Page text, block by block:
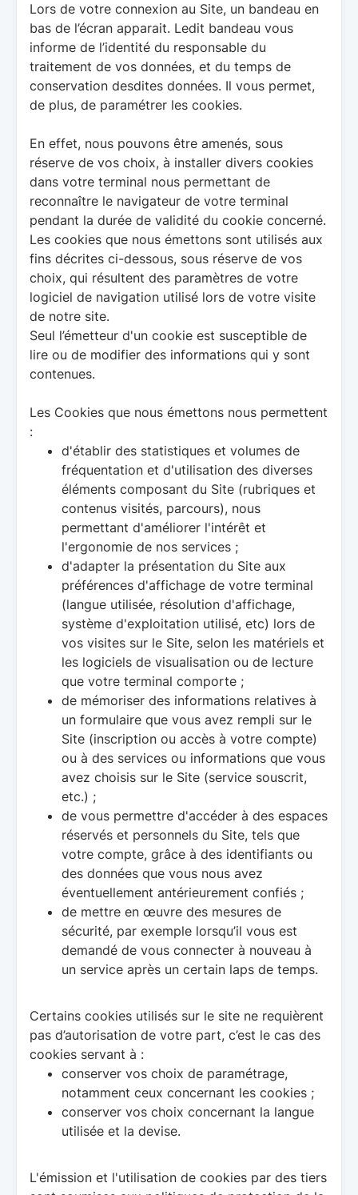
Lors de votre connexion au Site, un bandeau en
bas de l’écran apparait. Ledit bandeau vous
informe de l’identité du responsable du
traitement de vos données, et du temps de
conservation desdites données. Il vous permet,
de plus, de paramétrer les cookies.
En effet, nous pouvons être amenés, sous
réserve de vos choix, à installer divers cookies
dans votre terminal nous permettant de
reconnaître le navigateur de votre terminal
pendant la durée de validité du cookie concerné.
Les cookies que nous émettons sont utilisés aux
fins décrites ci-dessous, sous réserve de vos
choix, qui résultent des paramètres de votre
logiciel de navigation utilisé lors de votre visite
de notre site.
Seul l’émetteur d'un cookie est susceptible de
lire ou de modifier des informations qui y sont
contenues.
Les Cookies que nous émettons nous permettent
:
d'établir des statistiques et volumes de
fréquentation et d'utilisation des diverses
éléments composant du Site (rubriques et
contenus visités, parcours), nous
permettant d'améliorer l'intérêt et
l'ergonomie de nos services ;
d'adapter la présentation du Site aux
préférences d'affichage de votre terminal
(langue utilisée, résolution d'affichage,
système d'exploitation utilisé, etc) lors de
vos visites sur le Site, selon les matériels et
les logiciels de visualisation ou de lecture
que votre terminal comporte ;
de mémoriser des informations relatives à
un formulaire que vous avez rempli sur le
Site (inscription ou accès à votre compte)
ou à des services ou informations que vous
avez choisis sur le Site (service souscrit,
etc.) ;
de vous permettre d'accéder à des espaces
réservés et personnels du Site, tels que
votre compte, grâce à des identifiants ou
des données que vous nous avez
éventuellement antérieurement confiés ;
de mettre en œuvre des mesures de
sécurité, par exemple lorsqu’il vous est
demandé de vous connecter à nouveau à
un service après un certain laps de temps.
Certains cookies utilisés sur le site ne requièrent
pas d’autorisation de votre part, c’est le cas des
cookies servant à :
conserver vos choix de paramétrage,
notamment ceux concernant les cookies ;
conserver vos choix concernant la langue
utilisée et la devise.
L'émission et l'utilisation de cookies par des tiers